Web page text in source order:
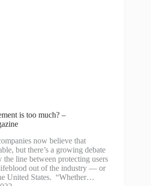
is too much? –
now believe that
but there’s a growing debate
the line between protecting users
out of the industry — or
United States. “Whether…